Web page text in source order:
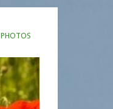
PHOTOS